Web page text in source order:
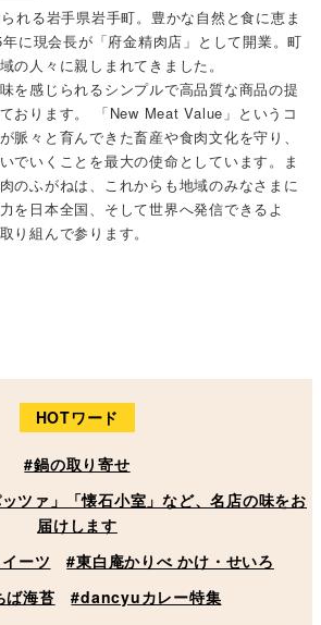
れる岩手県岩手町。豊かな自然と食に恵ま
に現会長が「府金精肉店」として開業。町
の人々に親しまれてきました。
を感じられるシンプルで高品質な商品の提
おります。 「New Meat Value」というコ
脈々と育んできた畜産や食肉文化を守り、
でいくことを最大の使命としています。ま
のふがねは、これからも地域のみなさまに
を日本全国、そして世界へ発信できるよ
り組んで参ります。
HOTワード
#鍋の取り寄せ
ツァ」「懐石小室」など、名店の味をお
届けします
ーツ
#東白庵かりべ かけ・せいろ
ば海苔
#dancyuカレー特集